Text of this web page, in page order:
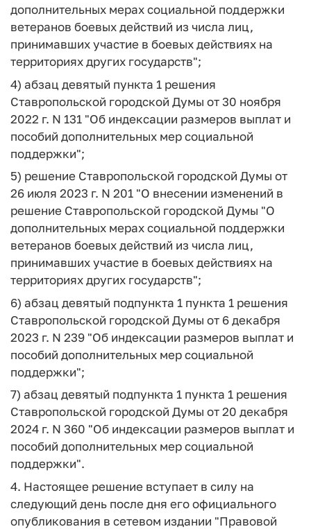
дополнительных мерах социальной поддержки
ветеранов боевых действий из числа лиц,
принимавших участие в боевых действиях на
территориях других государств";
4) абзац девятый пункта 1 решения
Ставропольской городской Думы от 30 ноября
2022 г. N 131 "Об индексации размеров выплат и
пособий дополнительных мер социальной
поддержки";
5) решение Ставропольской городской Думы от
26 июля 2023 г. N 201 "О внесении изменений в
решение Ставропольской городской Думы "О
дополнительных мерах социальной поддержки
ветеранов боевых действий из числа лиц,
принимавших участие в боевых действиях на
территориях других государств";
6) абзац девятый подпункта 1 пункта 1 решения
Ставропольской городской Думы от 6 декабря
2023 г. N 239 "Об индексации размеров выплат и
пособий дополнительных мер социальной
поддержки";
7) абзац девятый подпункта 1 пункта 1 решения
Ставропольской городской Думы от 20 декабря
2024 г. N 360 "Об индексации размеров выплат и
пособий дополнительных мер социальной
поддержки".
4. Настоящее решение вступает в силу на
следующий день после дня его официального
опубликования в сетевом издании "Правовой